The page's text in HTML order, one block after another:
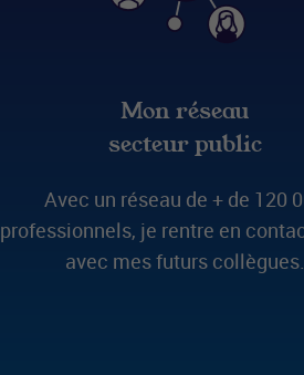
Mon réseau
secteur public
Avec un réseau de + de 120
professionnels, je rentre en
avec mes futurs collègues.